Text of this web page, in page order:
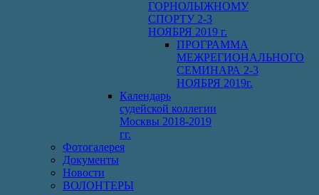
ГОРНОЛЫЖНОМУ
СПОРТУ 2-3
НОЯБРЯ 2019 г.
ПРОГРАММА
МЕЖРЕГИОНАЛЬНОГО
СЕМИНАРА 2-3
НОЯБРЯ 2019г.
Календарь
судейской коллегии
Москвы 2018-2019
гг.
Фотогалерея
Документы
Новости
ВОЛОНТЕРЫ